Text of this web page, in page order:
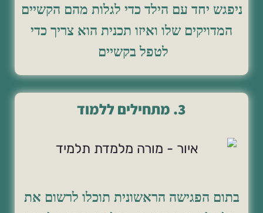
ניפגש יחד עם הילד כדי לגלות מהם הקשיים
המדויקים שלו ואיזו תכנית הוא צריך כדי
לטפל בקשיים
3. מתחילים ללמוד
בתום הפגישה הראשונית תוכלו לרשום את